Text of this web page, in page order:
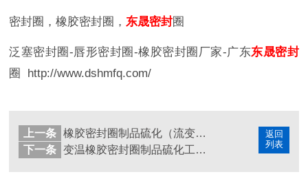
密封圈，橡胶密封圈， 东晟密封圈
泛塞密封圈-唇形密封圈-橡胶密封圈厂家-广东东晟密封
圈 http://www.dshmfq.com/
返回
列表
上一条
橡胶密封圈制品硫化（流变）特性实验过程验证实测报告
下一条
变温橡胶密封圈制品硫化工艺的过程中成功的一步关键因素！